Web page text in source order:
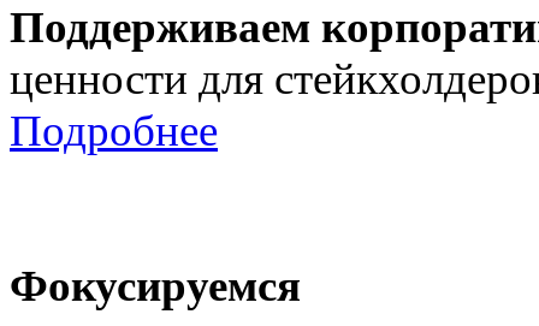
Поддерживаем
ценности для
Подробнее
Фокусируемся